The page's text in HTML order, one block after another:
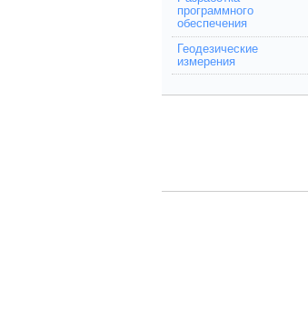
программного
обеспечения
Геодезические
измерения